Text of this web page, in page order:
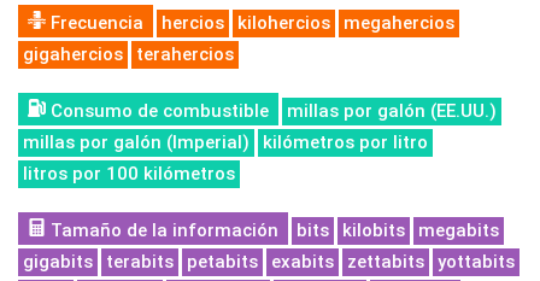
Frecuencia hercios kilohercios
megahercios
gigahercios
terahercios
Consumo de combustible
millas por galón (EE.UU.)
millas por galón (Imperial)
kilómetros por litro
litros por 100 kilómetros
Tamaño de la información bits kilobits
megabits
gigabits
terabits petabits exabits zettabits
yottabits